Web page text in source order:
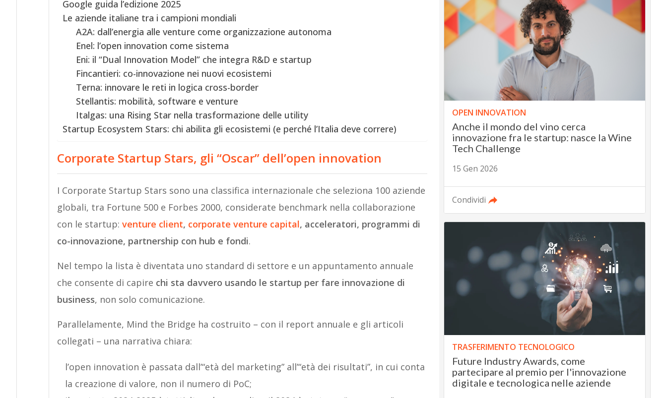
Google guida l’edizione 2025
Le aziende italiane tra i campioni mondiali
A2A: dall’energia alle venture come organizzazione autonoma
Enel: l’open innovation come sistema
Eni: il “Dual Innovation Model” che integra R&D e startup
Fincantieri: co-innovazione nei nuovi ecosistemi
Terna: innovare le reti in logica cross-border
Stellantis: mobilità, software e venture
Italgas: una Rising Star nella trasformazione delle utility
Startup Ecosystem Stars: chi abilita gli ecosistemi (e perché l’Italia deve correre)
Corporate Startup Stars, gli “Oscar” dell’open innovation
I Corporate Startup Stars sono una classifica internazionale che seleziona 100 aziende
globali, tra Fortune 500 e Forbes 2000, considerate benchmark nella collaborazione
con le startup: venture client, corporate venture capital, acceleratori, programmi di
co-innovazione, partnership con hub e fondi.
Nel tempo la lista è diventata uno standard di settore e un appuntamento annuale
che consente di capire chi sta davvero usando le startup per fare innovazione di
business, non solo comunicazione.
Parallelamente, Mind the Bridge ha costruito – con il report annuale e gli articoli
collegati – una narrativa chiara:
l’open innovation è passata dall’“età del marketing” all’“età dei risultati”, in cui conta
la creazione di valore, non il numero di PoC;
OPEN INNOVATION
Anche il mondo del vino cerca
innovazione fra le startup: nasce la Wine
Tech Challenge
15 Gen 2026
Condividi
TRASFERIMENTO TECNOLOGICO
Future Industry Awards, come
partecipare al premio per l'innovazione
digitale e tecnologica nelle aziende